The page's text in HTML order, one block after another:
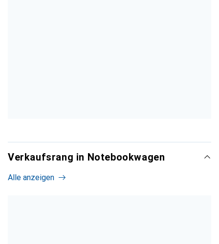
Verkaufsrang in Notebookwagen
Alle anzeigen